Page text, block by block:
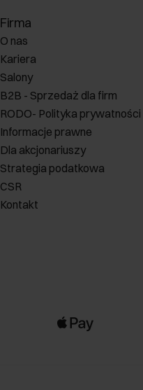
Firma
O nas
Kariera
Salony
B2B - Sprzedaż dla firm
RODO- Polityka prywatności
Informacje prawne
Dla akcjonariuszy
Strategia podatkowa
CSR
Kontakt